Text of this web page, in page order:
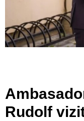
Rudolf